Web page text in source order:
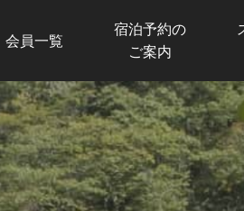
会員一覧
宿泊予約の
ご案内